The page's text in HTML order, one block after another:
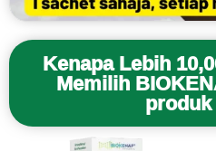
Kenapa Lebih
Memilih